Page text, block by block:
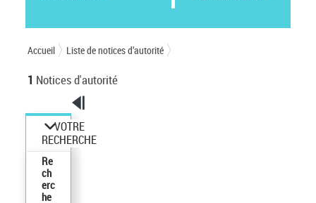
Accueil Liste de notices d’autorité
1 Notices d'autorité
VOTRE
RECHERCHE
Re
ch
erc
he